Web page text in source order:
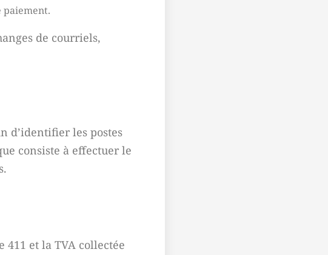
paiement.
de courriels,
d’identifier les postes
consiste à effectuer le
et la TVA collectée